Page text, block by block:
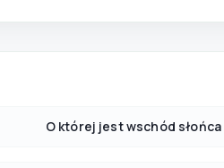
O której jest wschód